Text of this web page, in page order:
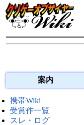
案内
携帯Wiki
受賞作一覧
スレ・ログ